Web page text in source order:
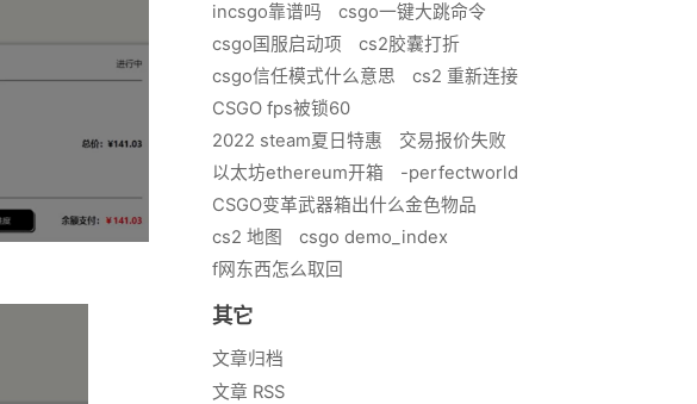
incsgo靠谱吗
csgo一键大跳命令
csgo国服启动项
cs2胶囊打折
csgo信任模式什么意思
cs2 重新连接
CSGO fps被锁60
2022 steam夏日特惠
交易报价失败
以太坊ethereum开箱
-perfectworld
CSGO变革武器箱出什么金色物品
cs2 地图
csgo demo_index
f网东西怎么取回
其它
文章归档
文章 RSS